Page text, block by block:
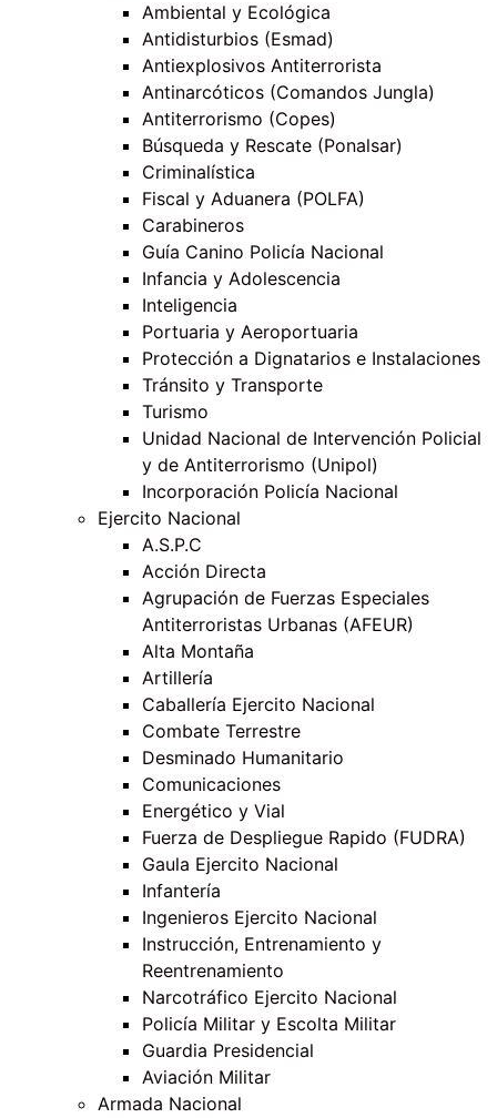
Ambiental y Ecológica
Antidisturbios (Esmad)
Antiexplosivos Antiterrorista
Antinarcóticos (Comandos Jungla)
Antiterrorismo (Copes)
Búsqueda y Rescate (Ponalsar)
Criminalística
Fiscal y Aduanera (POLFA)
Carabineros
Guía Canino Policía Nacional
Infancia y Adolescencia
Inteligencia
Portuaria y Aeroportuaria
Protección a Dignatarios e Instalaciones
Tránsito y Transporte
Turismo
Unidad Nacional de Intervención Policial
y de Antiterrorismo (Unipol)
Incorporación Policía Nacional
Ejercito Nacional
A.S.P.C
Acción Directa
Agrupación de Fuerzas Especiales
Antiterroristas Urbanas (AFEUR)
Alta Montaña
Artillería
Caballería Ejercito Nacional
Combate Terrestre
Desminado Humanitario
Comunicaciones
Energético y Vial
Fuerza de Despliegue Rapido (FUDRA)
Gaula Ejercito Nacional
Infantería
Ingenieros Ejercito Nacional
Instrucción, Entrenamiento y
Reentrenamiento
Narcotráfico Ejercito Nacional
Policía Militar y Escolta Militar
Guardia Presidencial
Aviación Militar
Armada Nacional